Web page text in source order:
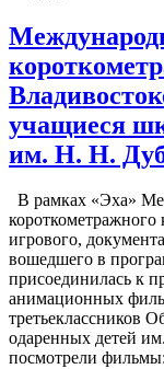
учащиеся
им. Н. Н.
В рамках «Эха»
игрового,
вошедшего в
присоединилась к
анимационных
третьеклассников
одаренных детей
посмотрели